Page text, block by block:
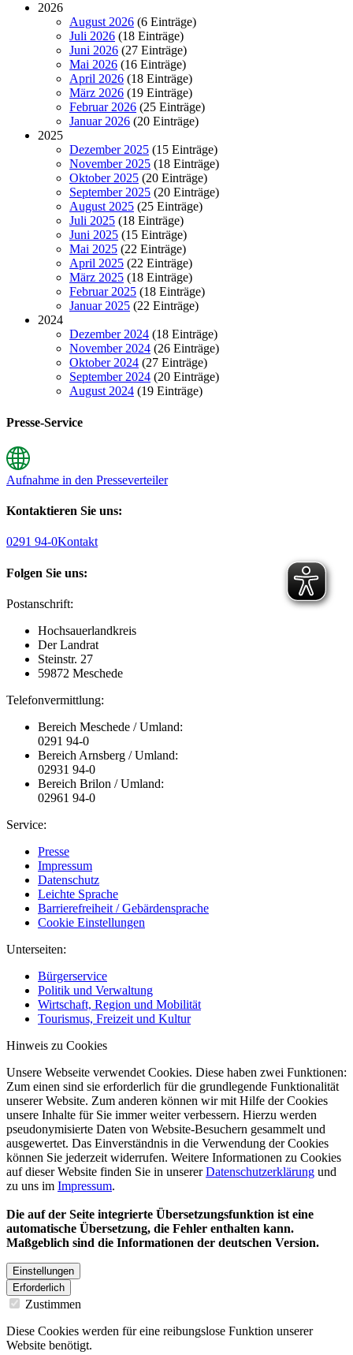
2026
August 2026 (6 Einträge)
Juli 2026 (18 Einträge)
Juni 2026 (27 Einträge)
Mai 2026 (16 Einträge)
April 2026 (18 Einträge)
März 2026 (19 Einträge)
Februar 2026 (25 Einträge)
Januar 2026 (20 Einträge)
2025
Dezember 2025 (15 Einträge)
November 2025 (18 Einträge)
Oktober 2025 (20 Einträge)
September 2025 (20 Einträge)
August 2025 (25 Einträge)
Juli 2025 (18 Einträge)
Juni 2025 (15 Einträge)
Mai 2025 (22 Einträge)
April 2025 (22 Einträge)
März 2025 (18 Einträge)
Februar 2025 (18 Einträge)
Januar 2025 (22 Einträge)
2024
Dezember 2024 (18 Einträge)
November 2024 (26 Einträge)
Oktober 2024 (27 Einträge)
September 2024 (20 Einträge)
August 2024 (19 Einträge)
Presse-Service
Aufnahme in den Presseverteiler
Kontaktieren Sie uns:
0291 94-0Kontakt
Folgen Sie uns:
Postanschrift:
Hochsauerlandkreis
Der Landrat
Steinstr. 27
59872 Meschede
Telefonvermittlung:
Bereich Meschede / Umland:
0291 94-0
Bereich Arnsberg / Umland:
02931 94-0
Bereich Brilon / Umland:
02961 94-0
Service:
Presse
Impressum
Datenschutz
Leichte Sprache
Barrierefreiheit / Gebärdensprache
Cookie Einstellungen
Unterseiten:
Bürgerservice
Politik und Verwaltung
Wirtschaft, Region und Mobilität
Tourismus, Freizeit und Kultur
Hinweis zu Cookies
Unsere Webseite verwendet Cookies. Diese haben zwei Funktionen:
Zum einen sind sie erforderlich für die grundlegende Funktionalität
unserer Website. Zum anderen können wir mit Hilfe der Cookies
unsere Inhalte für Sie immer weiter verbessern. Hierzu werden
pseudonymisierte Daten von Website-Besuchern gesammelt und
ausgewertet. Das Einverständnis in die Verwendung der Cookies
können Sie jederzeit widerrufen. Weitere Informationen zu Cookies
auf dieser Website finden Sie in unsererDatenschutzerklärung und
zu uns im Impressum.
Die auf der Seite integrierte Übersetzungsfunktion ist eine
automatische Übersetzung, die Fehler enthalten kann.
Maßgeblich sind die Informationen der deutschen Version.
Einstellungen
Erforderlich
Zustimmen
Diese Cookies werden für eine reibungslose Funktion unserer
Website benötigt.